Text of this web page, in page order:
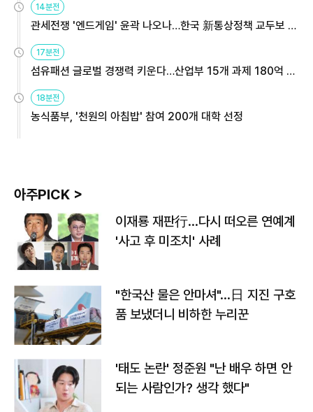
14분전
관세전쟁 '엔드게임' 윤곽 나오나…한국 新통상정책 교두보 활
용해야
17분전
섬유패션 글로벌 경쟁력 키운다…산업부 15개 과제 180억 지
원
18분전
농식품부, '천원의 아침밥' 참여 200개 대학 선정
아주PICK >
이재룡 재판行…다시 떠오른 연예계
'사고 후 미조치' 사례
"한국산 물은 안마셔"…日 지진 구호
품 보냈더니 비하한 누리꾼
'태도 논란' 정준원 "난 배우 하면 안
되는 사람인가? 생각 했다"